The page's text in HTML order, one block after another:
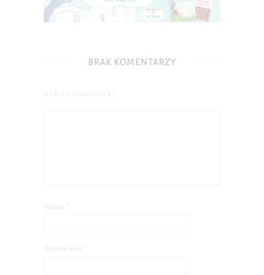
BRAK KOMENTARZY
Nazwa
Adres e-mail
P.S. W każdej chwili możesz wypisać się z kursu.